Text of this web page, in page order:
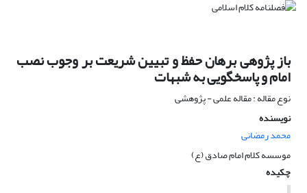
باز پژوهی برهان حفظ و تبیین شریعت بر وجوب نصب
امام و پاسخگویی به شبهات
نوع مقاله : مقاله علمی - پژوهشی
نویسنده
محمد رمضانی
موسسه کلام امام صادق (ع)
چکیده